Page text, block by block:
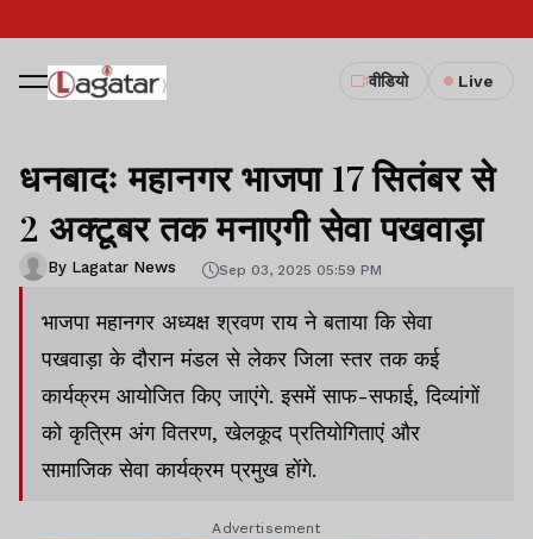
वीडियो Live
धनबादः महानगर भाजपा 17 सितंबर से
2 अक्टूबर तक मनाएगी सेवा पखवाड़ा
By Lagatar News Sep 03, 2025 05:59 PM
भाजपा महानगर अध्यक्ष श्रवण राय ने बताया कि सेवा
पखवाड़ा के दौरान मंडल से लेकर जिला स्तर तक कई
कार्यक्रम आयोजित किए जाएंगे. इसमें साफ-सफाई, दिव्यांगों
को कृत्रिम अंग वितरण, खेलकूद प्रतियोगिताएं और
सामाजिक सेवा कार्यक्रम प्रमुख होंगे.
Advertisement